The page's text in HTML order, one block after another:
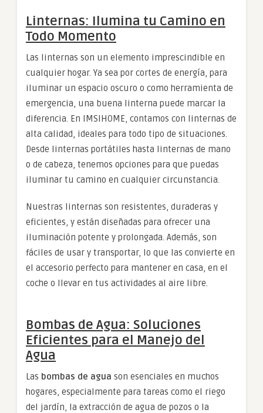
Linternas: Ilumina tu Camino en
Todo Momento
Las linternas son un elemento imprescindible en
cualquier hogar. Ya sea por cortes de energía, para
iluminar un espacio oscuro o como herramienta de
emergencia, una buena linterna puede marcar la
diferencia. En IMSIHOME, contamos con linternas de
alta calidad, ideales para todo tipo de situaciones.
Desde linternas portátiles hasta linternas de mano
o de cabeza, tenemos opciones para que puedas
iluminar tu camino en cualquier circunstancia.
Nuestras linternas son resistentes, duraderas y
eficientes, y están diseñadas para ofrecer una
iluminación potente y prolongada. Además, son
fáciles de usar y transportar, lo que las convierte en
el accesorio perfecto para mantener en casa, en el
coche o llevar en tus actividades al aire libre.
Bombas de Agua: Soluciones
Eficientes para el Manejo del
Agua
Las bombas de agua son esenciales en muchos
hogares, especialmente para tareas como el riego
del jardín, la extracción de agua de pozos o la